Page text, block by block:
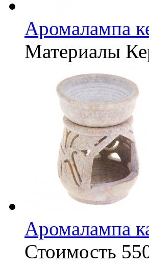
Аромалампа
Материалы
Аромалампа
Стоимость